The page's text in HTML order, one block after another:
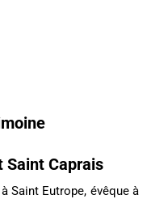
Saint Caprais
Saint Eutrope, évêque à